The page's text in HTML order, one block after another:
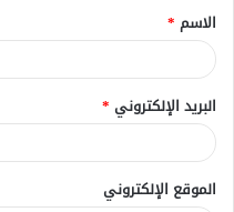
*
الاسم *
البريد الإلكتروني *
الموقع الإلكتروني